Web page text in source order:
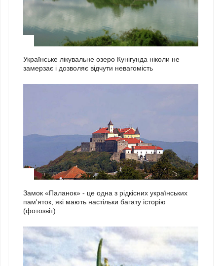
Українське лікувальне озеро Кунігунда ніколи не
замерзає і дозволяє відчути невагомість
Замок «Паланок» - це одна з рідкісних українських
пам'яток, які мають настільки багату історію
(фотозвіт)